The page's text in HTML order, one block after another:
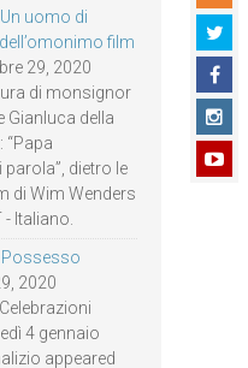
Un uomo di
film
29, 2020
di monsignor
Gianluca della
“Papa
dietro le
di Wim Wenders
Italiano.
Possesso
2020
4 gennaio
appeared